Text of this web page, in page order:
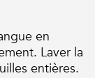
en
Laver la
entières.